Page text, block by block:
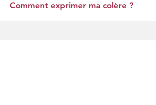
Comment exprimer ma colère ?